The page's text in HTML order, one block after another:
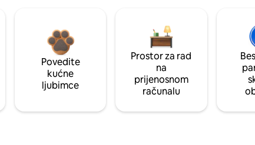
Povedite
kućne
ljubimce
Prostor za rad
na
prijenosnom
računalu